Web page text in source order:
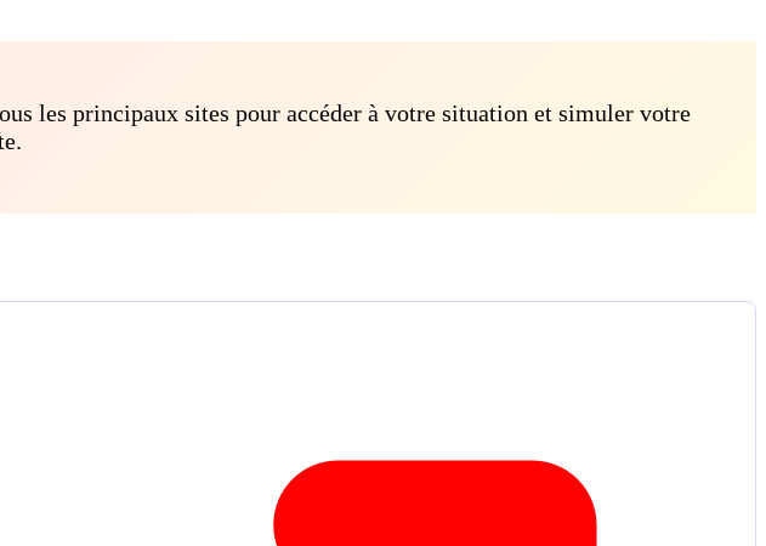
les principaux sites pour accéder à votre situation et simuler votre